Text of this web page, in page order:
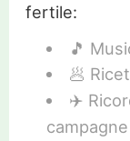
fertile:
🎵
🥟
✈️